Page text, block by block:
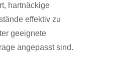
hartnäckige
effektiv zu
geeignete
angepasst sind.